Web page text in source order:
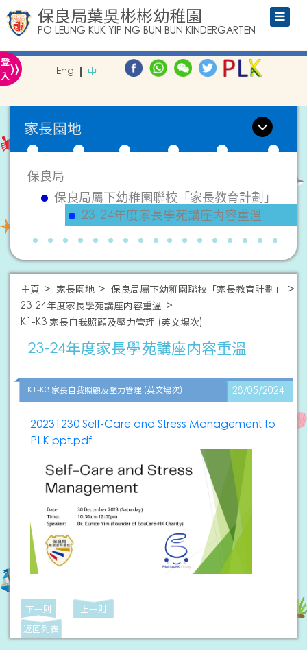
保良局葉吳彬彬幼稚園
PO LEUNG KUK YIP NG BUN BUN KINDERGARTEN
登
入» Eng 中
家長園地
保良局
保良局屬下幼稚園聯校「家長教育計劃」
23-24年度家長學苑講座内容重溫
主頁 家長園地
保良局屬下幼稚園聯校「家長教育計劃」
23-24年度家長學苑講座内容重溫
K1-K3 家長自我照顧及壓力管理 (英文場次)
23-24年度家長學苑講座内容重溫
K1-K3 家長自我照顧及壓力管理 (英文場次) 28/05/2024
20231230 Self-Care and Stress Management to
PLK ppt.pdf
下一則
上一則
返回列表